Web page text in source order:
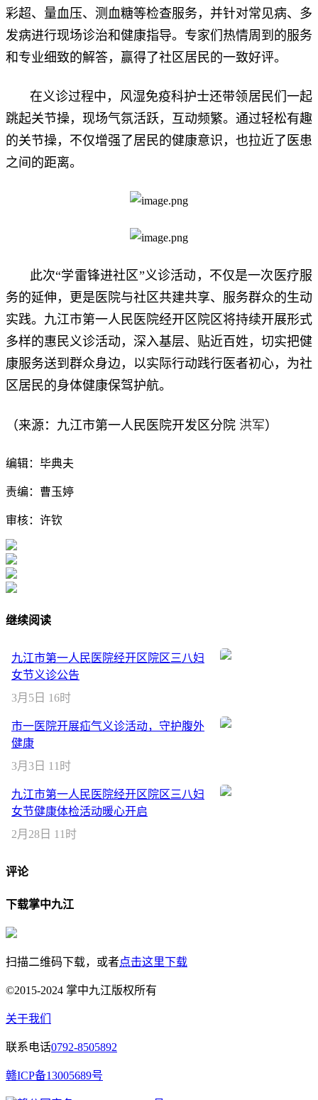
彩超、量血压、测血糖等检查服务，并针对常见病、多
发病进行现场诊治和健康指导。专家们热情周到的服务
和专业细致的解答，赢得了社区居民的一致好评。
在义诊过程中，风湿免疫科护士还带领居民们一起
跳起关节操，现场气氛活跃，互动频繁。通过轻松有趣
的关节操，不仅增强了居民的健康意识，也拉近了医患
之间的距离。
此次“学雷锋进社区”义诊活动，不仅是一次医疗服
务的延伸，更是医院与社区共建共享、服务群众的生动
实践。九江市第一人民医院经开区院区将持续开展形式
多样的惠民义诊活动，深入基层、贴近百姓，切实把健
康服务送到群众身边，以实际行动践行医者初心，为社
区居民的身体健康保驾护航。
（来源：九江市第一人民医院开发区分院 洪军）
编辑：毕典夫
责编：曹玉婷
审核：许钦
继续阅读
九江市第一人民医院经开区院区三八妇
女节义诊公告
3月5日 16时
市一医院开展疝气义诊活动，守护腹外
健康
3月3日 11时
九江市第一人民医院经开区院区三八妇
女节健康体检活动暖心开启
2月28日 11时
评论
下载掌中九江
扫描二维码下载，或者点击这里下载
©2015-2024 掌中九江版权所有
关于我们
联系电话0792-8505892
赣ICP备13005689号